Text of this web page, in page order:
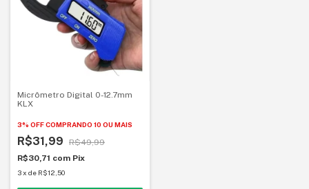
Micrômetro Digital 0-12.7mm
KLX
3% OFFCOMPRANDO 10 OU MAIS
R$31,99
R$49,99
R$30,71 com Pix
3x de R$12,50